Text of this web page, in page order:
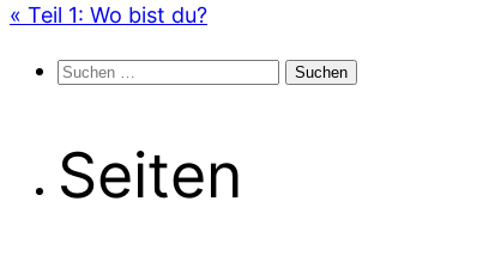
« Teil 1: Wo bist du?
Suchen
Seiten